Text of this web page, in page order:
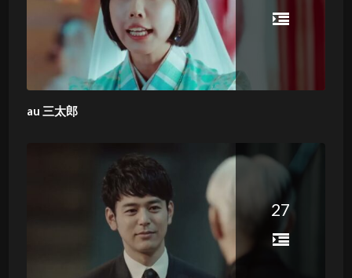
au 三太郎
27